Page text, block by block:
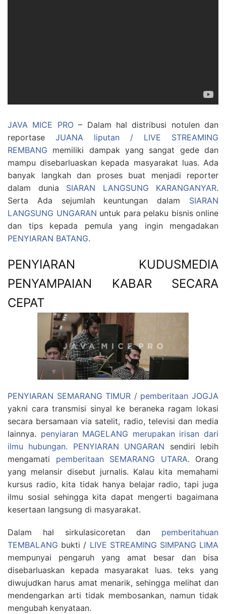
JAVA MICE PRO– Dalam hal distribusi notulen dan
reportase JUANA liputan / LIVE STREAMING
REMBANG memiliki dampak yang sangat gede dan
mampu disebarluaskan kepada masyarakat luas. Ada
banyak langkah dan proses buat menjadi reporter
dalam dunia SIARAN LANGSUNG KARANGANYAR.
Serta Ada sejumlah keuntungan dalam SIARAN
LANGSUNG UNGARAN untuk para pelaku bisnis online
dan tips kepada pemula yang ingin mengadakan
PENYIARAN BATANG.
PENYIARAN KUDUSMEDIA
PENYAMPAIAN KABAR SECARA
CEPAT
PENYIARAN SEMARANG TIMUR / pemberitaan JOGJA
yakni cara transmisi sinyal ke beraneka ragam lokasi
secara bersamaan via satelit, radio, televisi dan media
lainnya. penyiaran MAGELANG merupakan irisan dari
ilmu hubungan. PENYIARAN UNGARAN sendiri lebih
mengamati pemberitaan SEMARANG UTARA. Orang
yang melansir disebut jurnalis. Kalau kita memahami
kursus radio, kita tidak hanya belajar radio, tapi juga
ilmu sosial sehingga kita dapat mengerti bagaimana
kesertaan langsung di masyarakat.
Dalam hal sirkulasicoretan dan pemberitahuan
TEMBALANG bukti / LIVE STREAMING SIMPANG LIMA
mempunyai pengaruh yang amat besar dan bisa
disebarluaskan kepada masyarakat luas. teks yang
diwujudkan harus amat menarik, sehingga melihat dan
mendengarkan arti tidak membosankan, namun tidak
mengubah kenyataan.